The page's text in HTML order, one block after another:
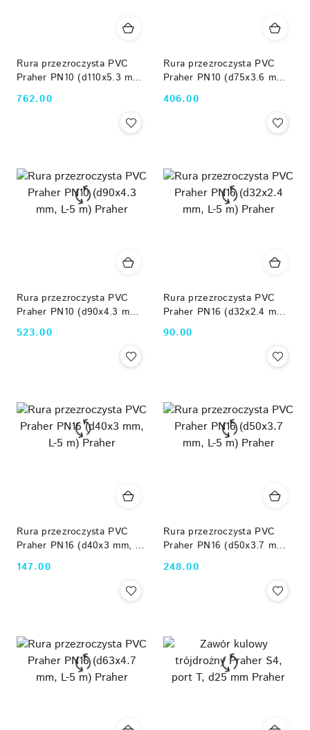
Rura przezroczysta PVC
Praher PN10 (d110x5.3 mm,
L-5 m) Praher
Cena:
762.00
Rura przezroczysta PVC
Praher PN10 (d75x3.6 mm,
L-5 m) Praher
Cena:
406.00
Rura przezroczysta PVC
Praher PN10 (d90x4.3 mm,
L-5 m) Praher
Cena:
523.00
Rura przezroczysta PVC
Praher PN16 (d32x2.4 mm,
L-5 m) Praher
Cena:
90.00
Rura przezroczysta PVC
Praher PN16 (d40x3 mm, L-
5 m) Praher
Cena:
147.00
Rura przezroczysta PVC
Praher PN16 (d50x3.7 mm,
L-5 m) Praher
Cena:
248.00